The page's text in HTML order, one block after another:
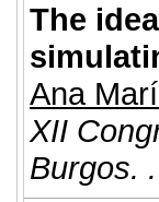
The
Ana
XII
Burgos.